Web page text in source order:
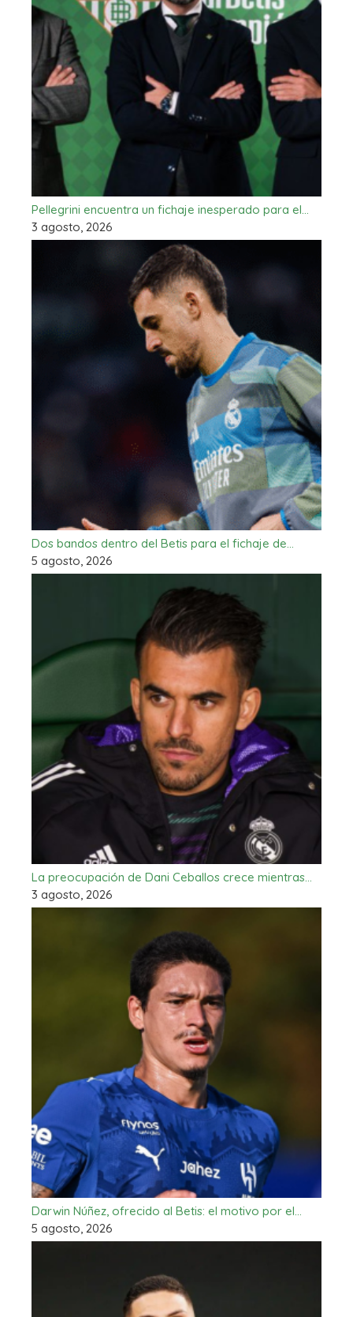
Pellegrini encuentra un fichaje inesperado para el…
3 agosto, 2026
Dos bandos dentro del Betis para el fichaje de…
5 agosto, 2026
La preocupación de Dani Ceballos crece mientras…
3 agosto, 2026
Darwin Núñez, ofrecido al Betis: el motivo por el…
5 agosto, 2026